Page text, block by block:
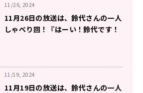
11/26, 2024
11月26日の放送は、鈴代さんの一人
しゃべり回！『はーい！鈴代です！
11/19, 2024
11月19日の放送は、鈴代さんの一人